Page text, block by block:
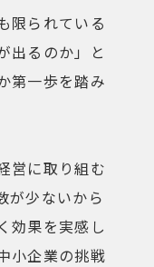
通勤手段への不満
間に対する不満
運動不足
電動自転車の特徴
MOVE XS
MOVE S
Accessory
限られている
出るのか」と
第一歩を踏み
営に取り組む
が少ないから
効果を実感し
小企業の挑戦